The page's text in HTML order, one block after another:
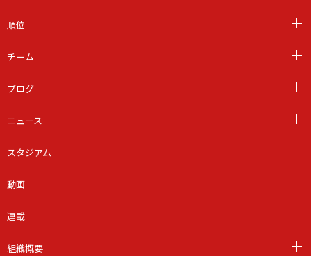
順位
チーム
ブログ
ニュース
スタジアム
動画
連載
組織概要